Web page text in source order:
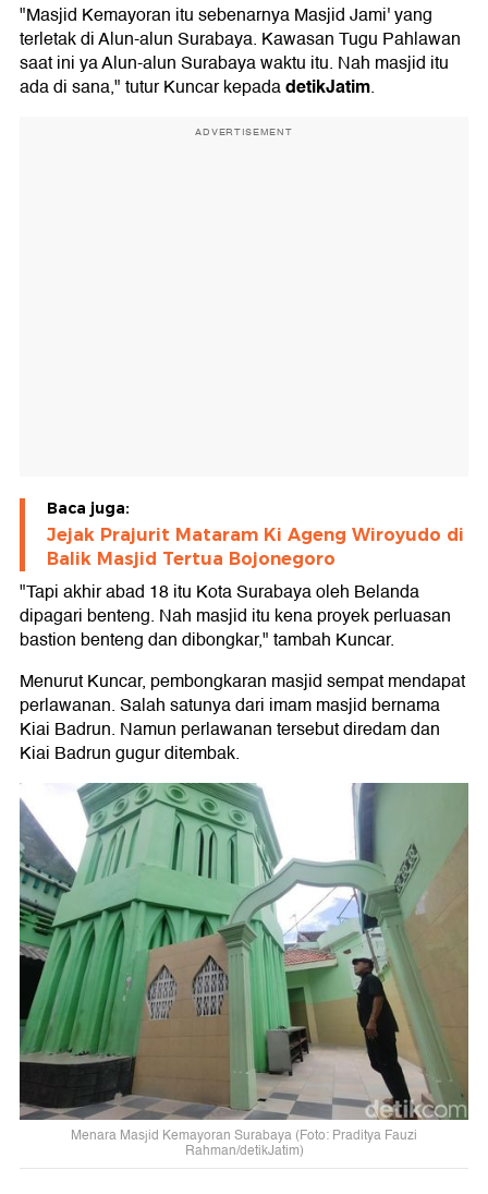
"Masjid Kemayoran itu sebenarnya Masjid Jami' yang
terletak di Alun-alun Surabaya. Kawasan Tugu Pahlawan
saat ini ya Alun-alun Surabaya waktu itu. Nah masjid itu
ada di sana," tutur Kuncar kepadadetikJatim.
ADVERTISEMENT
Baca juga:
Jejak Prajurit Mataram Ki Ageng Wiroyudo di
Balik Masjid Tertua Bojonegoro
"Tapi akhir abad 18 itu Kota Surabaya oleh Belanda
dipagari benteng. Nah masjid itu kena proyek perluasan
bastion benteng dan dibongkar," tambah Kuncar.
Menurut Kuncar, pembongkaran masjid sempat mendapat
perlawanan. Salah satunya dari imam masjid bernama
Kiai Badrun. Namun perlawanan tersebut diredam dan
Kiai Badrun gugur ditembak.
Menara Masjid Kemayoran Surabaya (Foto: Praditya Fauzi
Rahman/detikJatim)